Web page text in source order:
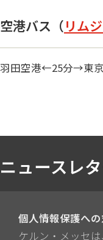
空港バス（リム
羽田空港←25分→東
ニュースレ
個人情報保護へ
ケルン・メッセ